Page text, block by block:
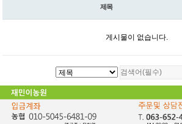
제목
게시물이 없습니다.